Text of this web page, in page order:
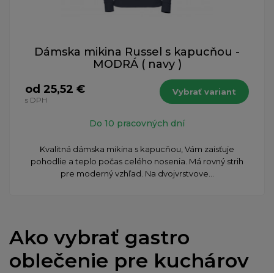
Dámska mikina Russel s kapucňou -
MODRÁ ( navy )
od 25,52 €
s DPH
Vybrať variant
Do 10 pracovných dní
Kvalitná dámska mikina s kapucňou, Vám zaisťuje
pohodlie a teplo počas celého nosenia. Má rovný strih
pre moderný vzhľad. Na dvojvrstvove...
Ako vybrať gastro
oblečenie pre kuchárov